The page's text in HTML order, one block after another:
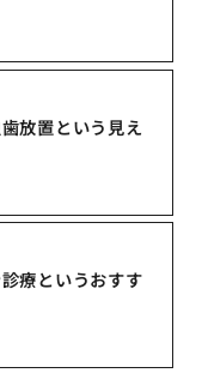
放置という見え
療というおすす